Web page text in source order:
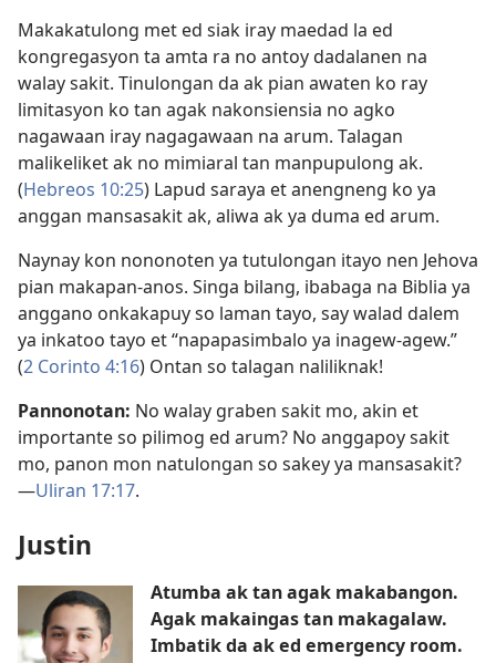
Makakatulong met ed siak iray maedad la ed
kongregasyon ta amta ra no antoy dadalanen na
walay sakit. Tinulongan da ak pian awaten ko ray
limitasyon ko tan agak nakonsiensia no agko
nagawaan iray nagagawaan na arum. Talagan
malikeliket ak no mimiaral tan manpupulong ak.
(Hebreos 10:25) Lapud saraya et anengneng ko ya
anggan mansasakit ak, aliwa ak ya duma ed arum.
Naynay kon nononoten ya tutulongan itayo nen Jehova
pian makapan-anos. Singa bilang, ibabaga na Biblia ya
anggano onkakapuy so laman tayo, say walad dalem
ya inkatoo tayo et “napapasimbalo ya inagew-agew.”
(2 Corinto 4:16) Ontan so talagan naliliknak!
Pannonotan: No walay graben sakit mo, akin et
importante so pilimog ed arum? No anggapoy sakit
mo, panon mon natulongan so sakey ya mansasakit?​
—Uliran 17:17.
Justin
Atumba ak tan agak makabangon.
Agak makaingas tan makagalaw.
Imbatik da ak ed emergency room.